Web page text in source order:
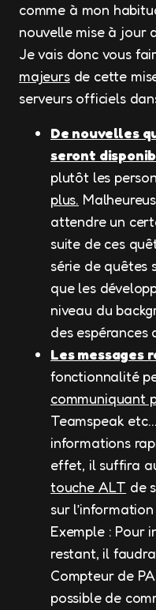
comme à mon
nouvelle mise à jour
Je vais donc vous
majeursde cette
serveurs officiels
De nouvelles
seront
plutôt les
plus.
attendre un
suite de ces
série de quêtes
que les
niveau du
des espérances
Les messages
fonctionnalité
communiquant
Teamspeak
informations
effet, il suffira
touche ALT de
sur
Exemple : Pour
restant, il
Compteur de
possible de